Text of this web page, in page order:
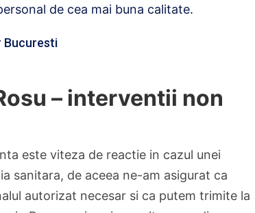
de cea mai buna calitate.
Bucuresti
– interventii non
este viteza de reactie in cazul unei
sanitara, de aceea ne-am asigurat ca
autorizat necesar si ca putem trimite la